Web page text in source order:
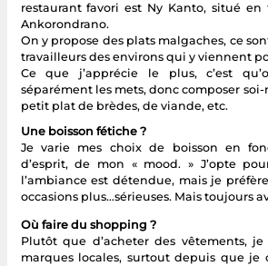
restaurant favori est Ny Kanto, situé
Ankorondrano.
On y propose des plats malgaches, ce
travailleurs des environs qui y viennent
Ce que j’apprécie le plus, c’est
séparément les mets, donc composer
petit plat de brèdes, de viande, etc.
Une boisson fétiche ?
Je varie mes choix de boisson en
d’esprit, de mon « mood. » J’opte
l’ambiance est détendue, mais je
occasions plus…sérieuses. Mais toujours
Où faire du shopping ?
Plutôt que d’acheter des vêtements,
marques locales, surtout depuis que je